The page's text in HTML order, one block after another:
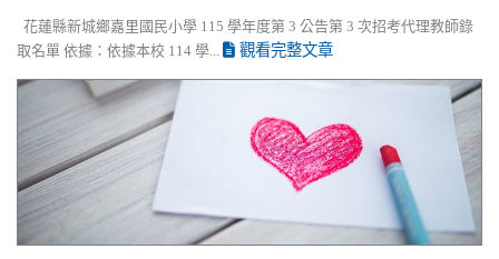
花蓮縣新城鄉嘉里國民小學 115 學年度第 3 公告第 3 次招考代理教師錄
取名單 依據：依據本校 114 學...
觀看完整文章
花蓮縣新城鄉嘉里國民小學 115學年度第3次普通班代理教師甄
第2次招考無人報名，賡續辦理第3次招考。